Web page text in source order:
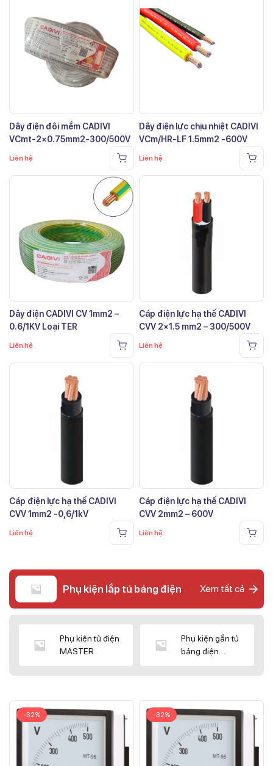
Dây điện đôi mềm CADIVI
VCmt-2×0.75mm2-300/500V
Liên hệ
Dây điện lực chịu nhiệt CADIVI
VCm/HR-LF 1.5mm2 -600V
Liên hệ
Dây điện CADIVI CV 1mm2 –
0.6/1KV Loại TER
Liên hệ
Cáp điện lực hạ thế CADIVI
CVV 2×1.5 mm2 – 300/500V
Liên hệ
Cáp điện lực hạ thế CADIVI
CVV 1mm2 -0,6/1kV
Liên hệ
Cáp điện lực hạ thế CADIVI
CVV 2mm2 – 600V
Liên hệ
Phụ kiện lắp tủ bảng điện Xem tất cả
Phụ kiện tủ điện
MASTER
Phụ kiện gắn tủ
bảng điện
-32% -32%